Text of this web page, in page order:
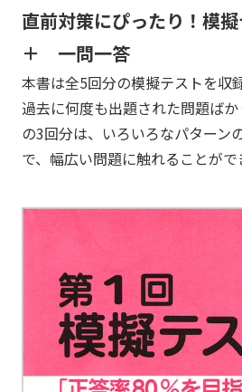
直前対策にぴったり！模
＋ 一問一答
本書は全5回分の模擬テストを収
過去に何度も出題された問題ば
の3回分は、いろいろなパターン
で、幅広い問題に触れることがで